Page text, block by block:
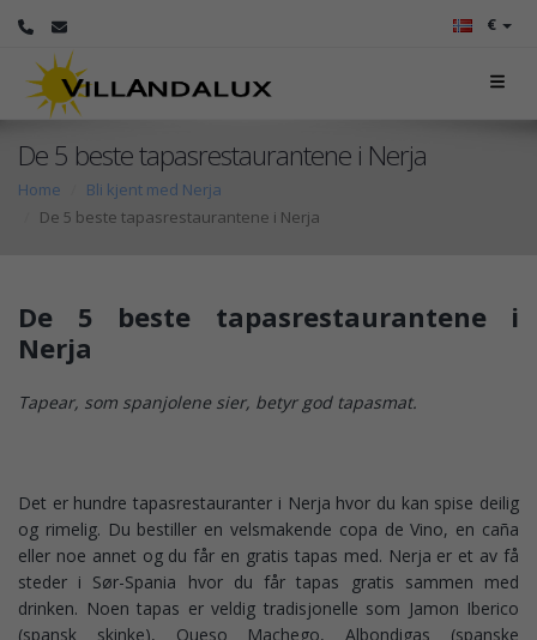
€
De 5 beste tapasrestaurantene i Nerja
Home
Bli kjent med Nerja
De 5 beste tapasrestaurantene i Nerja
De 5 beste tapasrestaurantene i
Nerja
Tapear, som spanjolene sier, betyr god tapasmat.
Det er hundre tapasrestauranter i Nerja hvor du kan spise deilig
og rimelig. Du bestiller en velsmakende copa de Vino, en caña
eller noe annet og du får en gratis tapas med. Nerja er et av få
steder i Sør-Spania hvor du får tapas gratis sammen med
drinken. Noen tapas er veldig tradisjonelle som Jamon Iberico
(spansk skinke), Queso Machego, Albondigas (spanske